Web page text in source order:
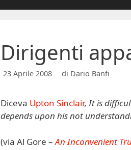
Dirigenti
23 Aprile 2008 di Dario Banfi
Diceva Upton Sinclair,It is
depends upon his not
(via Al Gore –An Inconvenient